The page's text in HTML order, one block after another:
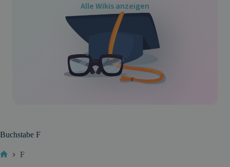
Alle Wikis anzeigen
Buchstabe F
F